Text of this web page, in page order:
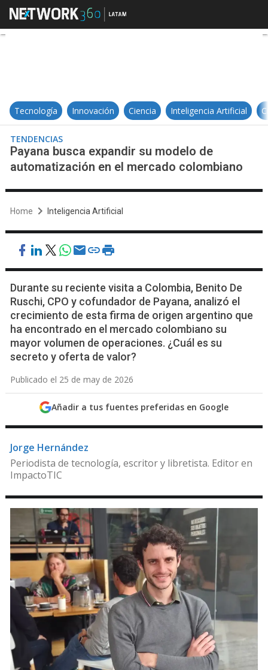
Payana busca expandir su
Tecnología Innovación Ciencia Inteligencia Artificial
TENDENCIAS
Payana busca expandir su modelo de
automatización en el mercado colombiano
Home Inteligencia Artificial
Durante su reciente visita a Colombia, Benito De
Ruschi, CPO y cofundador de Payana, analizó el
crecimiento de esta firma de origen argentino que
ha encontrado en el mercado colombiano su
mayor volumen de operaciones. ¿Cuál es su
secreto y oferta de valor?
Publicado el 25 de may de 2026
Añadir a tus fuentes preferidas en Google
Jorge Hernández
Periodista de tecnología, escritor y libretista. Editor en
ImpactoTIC